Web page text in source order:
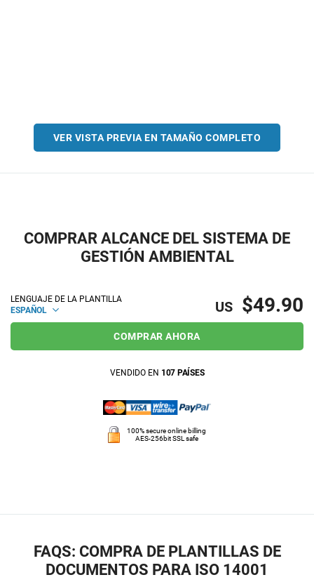
VER VISTA PREVIA EN TAMAÑO COMPLETO
COMPRAR ALCANCE DEL SISTEMA DE
GESTIÓN AMBIENTAL
LENGUAJE DE LA PLANTILLA
ESPAÑOL
US $49.90
COMPRAR AHORA
VENDIDO EN 107 PAÍSES
100% secure online billing
AES-256bit SSL safe
FAQS: COMPRA DE PLANTILLAS DE
DOCUMENTOS PARA ISO 14001